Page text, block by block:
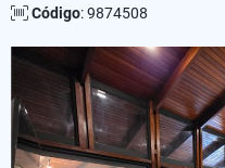
Código: 9874508